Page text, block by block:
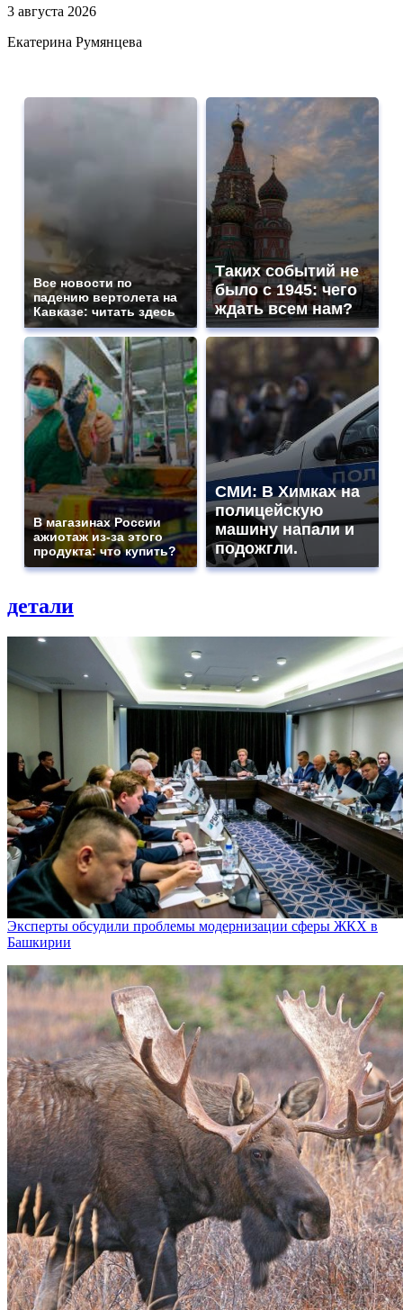
3 августа 2026
Екатерина Румянцева
Все новости по
падению вертолета на
Кавказе: читать здесь
Таких событий не
было с 1945: чего
ждать всем нам?
В магазинах России
ажиотаж из-за этого
продукта: что купить?
СМИ: В Химках на
полицейскую
машину напали и
подожгли.
детали
Эксперты обсудили проблемы модернизации сферы ЖКХ в
Башкирии